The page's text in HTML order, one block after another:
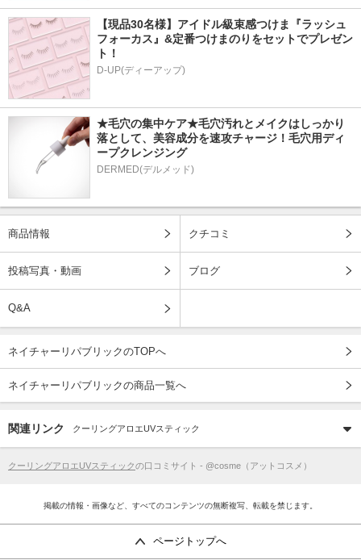
【現品30名様】アイドル級束感つけま『ラッシュ
フォーカス』&定番つけまのりをセットでプレゼン
ト！
D-UP(ディーアップ)
★毛穴の集中ケア★毛穴汚れとメイクはしっかり
落として、美容成分を速攻チャージ！毛穴用ディ
ープクレンジング
DERMED(デルメッド)
商品情報 クチコミ
投稿写真・動画 ブログ
Q&A
ネイチャーリパブリックのTOPへ
ネイチャーリパブリックの商品一覧へ
関連リンク クーリングアロエUVスティック
クーリングアロエUVスティックの口コミサイト - @cosme（アットコスメ）
掲載の情報・画像など、すべてのコンテンツの無断複写、転載を禁じます。
ページトップへ